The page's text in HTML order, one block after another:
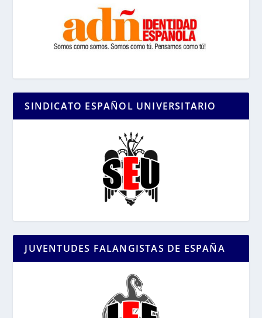
SINDICATO ESPAÑOL UNIVERSITARIO
JUVENTUDES FALANGISTAS DE ESPAÑA